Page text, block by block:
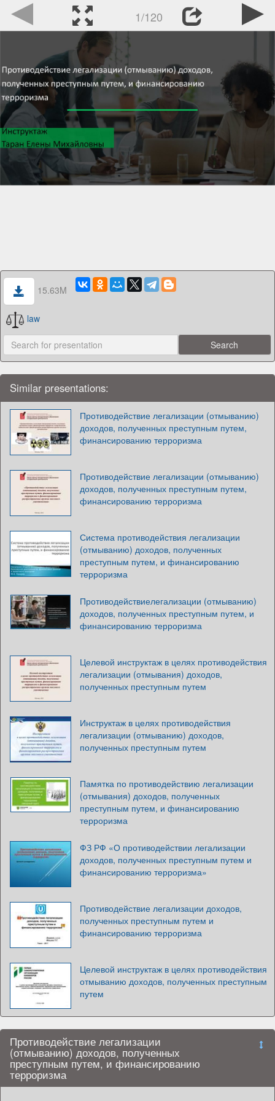
1/120
15.63M
law
Similar presentations:
Противодействие легализации (отмыванию)
доходов, полученных преступным путем,
финансированию терроризма
Противодействие легализации (отмыванию)
доходов, полученных преступным путем,
финансированию терроризма
Система противодействия легализации
(отмыванию) доходов, полученных
преступным путем, и финансированию
терроризма
Противодействиелегализации (отмыванию)
доходов, полученных преступным путем, и
финансированию терроризма
Целевой инструктаж в целях противодействия
легализации (отмывания) доходов,
полученных преступным путем
Инструктаж в целях противодействия
легализации (отмыванию) доходов,
полученных преступным путем
Памятка по противодействию легализации
(отмывания) доходов, полученных
преступным путем, и финансированию
терроризма
ФЗ РФ «О противодействии легализации
доходов, полученных преступным путем и
финансированию терроризма»
Противодействие легализации доходов,
полученных преступным путем и
финансированию терроризма
Целевой инструктаж в целях противодействия
отмыванию доходов, полученных преступным
путем
Противодействие легализации
(отмыванию) доходов, полученных
преступным путем, и финансированию
терроризма